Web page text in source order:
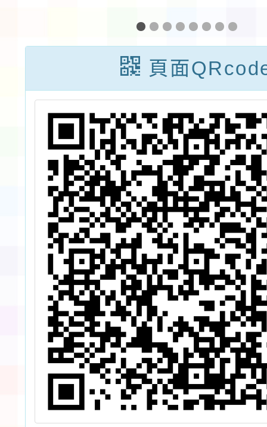
坊：樂高積木與
自然科結合」活
動
際教
座」
師生
參加
頁面